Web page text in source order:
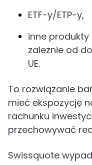
ETF-y/ETP-y,
inne produkty
zależnie od
UE.
To rozwiązanie
mieć ekspozycję
rachunku
przechowywać
Swissquote